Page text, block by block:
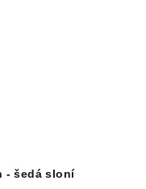
Glazura BLS 907 Elle Fun - šedá sloní